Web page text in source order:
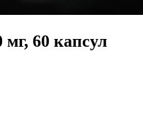
60 капсул